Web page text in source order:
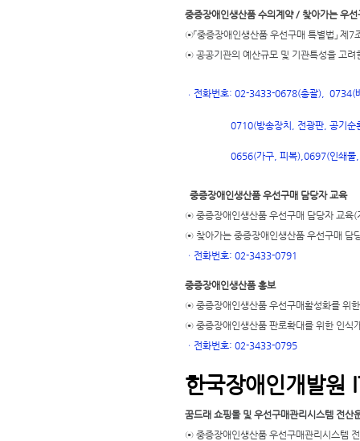
중증장애인생산품 수의계약 / 찾아가는 우선
⊙「중증장애인생산품 우선구매 특별법」
⊙ 공공기관의 예산규모 및 기관특성을 고려
ㆍ 전화번호: 02-3433-0678(총괄), 0734(
0710(방송장치, 전광판, 공기순
0656(가구, 피복), 0697(인쇄물
중증장애인생산품 우선구매 담당자 교육
⊙ 중증장애인생산품 우선구매 담당자 교육(
⊙ 찾아가는 중증장애인생산품 우선구매 담
ㆍ 전화번호: 02-3433-0791
중증장애인생산품 홍보
⊙ 중증장애인생산품 우선구매활성화를 위
⊙ 중증장애인생산품 판로확대를 위한 인식
ㆍ 전화번호: 02-3433-0795
한국장애인개발원
꿈드래 쇼핑몰 및 우선구매관리시스템 전산
⊙ 중증장애인생산품 우선구매관리시스템